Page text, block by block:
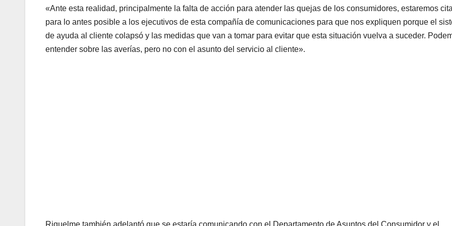
«Ante esta realidad, principalmente la falta de acción para atender las quejas de los consumidores, estaremos
para lo antes posible a los ejecutivos de esta compañía de comunicaciones para que nos expliquen porque el
de ayuda al cliente colapsó y las medidas que van a tomar para evitar que esta situación vuelva a suceder.
entender sobre las averías, pero no con el asunto del servicio al cliente».
Riquelme también adelantó que se estaría comunicando con el Departamento de Asuntos del Consumidor y el